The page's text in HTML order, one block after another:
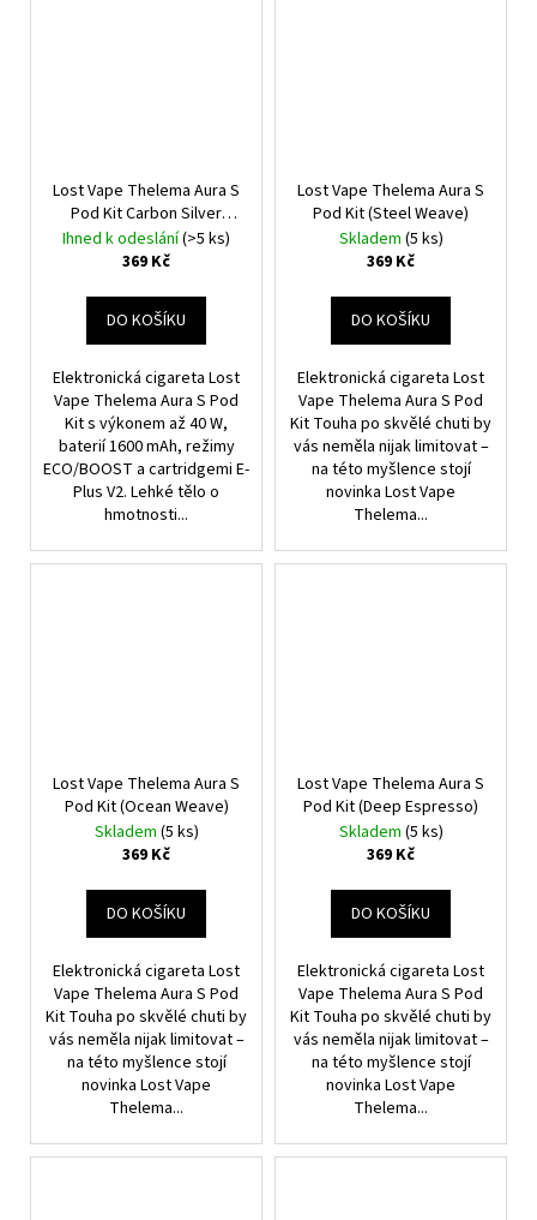
Lost Vape Thelema Aura S
Pod Kit Carbon Silver
1600mAh
Ihned k odeslání(>5 ks)
369 Kč
DO KOŠÍKU
Elektronická cigareta Lost
Vape Thelema Aura S Pod
Kit s výkonem až 40 W,
baterií 1600 mAh, režimy
ECO/BOOST a cartridgemi E-
Plus V2. Lehké tělo o
hmotnosti...
Lost Vape Thelema Aura S
Pod Kit (Steel Weave)
Skladem (5 ks)
369 Kč
DO KOŠÍKU
Elektronická cigareta Lost
Vape Thelema Aura S Pod
Kit Touha po skvělé chuti by
vás neměla nijak limitovat –
na této myšlence stojí
novinka Lost Vape
Thelema...
Lost Vape Thelema Aura S
Pod Kit (Ocean Weave)
Skladem (5 ks)
369 Kč
DO KOŠÍKU
Elektronická cigareta Lost
Vape Thelema Aura S Pod
Kit Touha po skvělé chuti by
vás neměla nijak limitovat –
na této myšlence stojí
novinka Lost Vape
Thelema...
Lost Vape Thelema Aura S
Pod Kit (Deep Espresso)
Skladem (5 ks)
369 Kč
DO KOŠÍKU
Elektronická cigareta Lost
Vape Thelema Aura S Pod
Kit Touha po skvělé chuti by
vás neměla nijak limitovat –
na této myšlence stojí
novinka Lost Vape
Thelema...